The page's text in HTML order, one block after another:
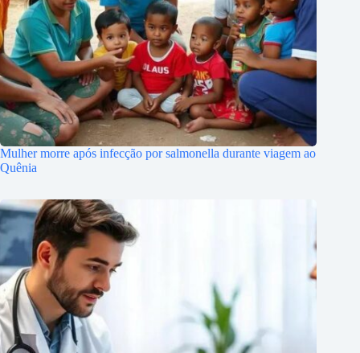
Mulher morre após infecção por salmonella durante viagem ao
Quênia